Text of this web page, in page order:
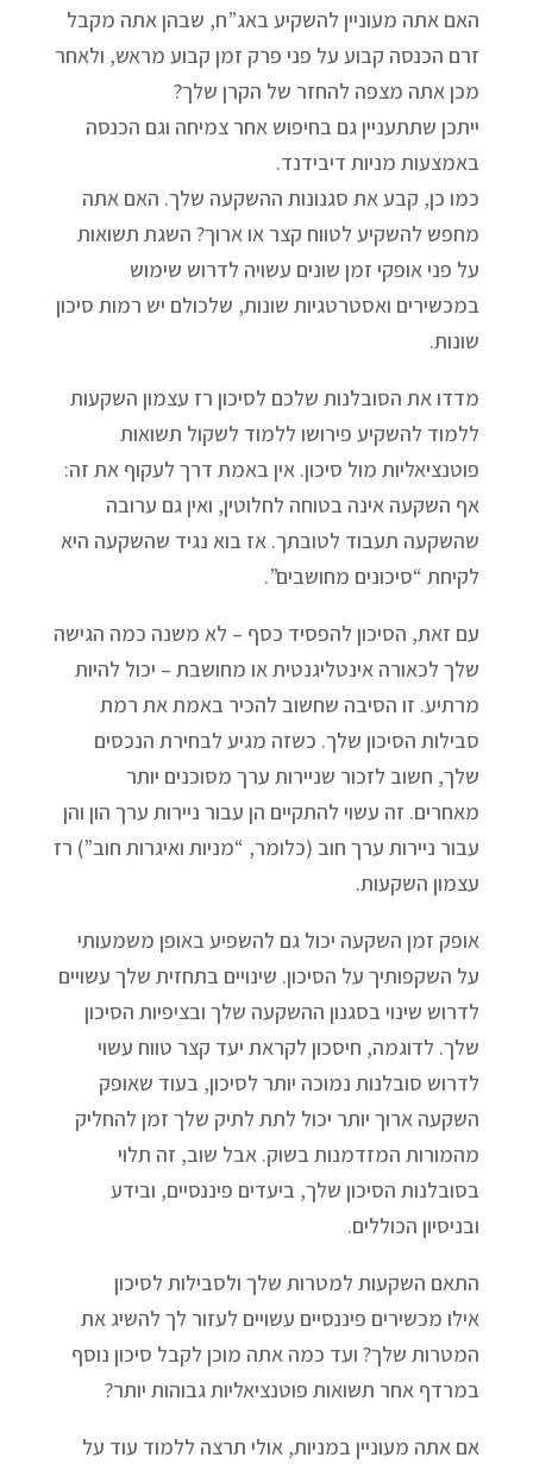
האם אתה מעוניין להשקיע באג”ח, שבהן אתה מקבל
זרם הכנסה קבוע על פני פרק זמן קבוע מראש, ולאחר
מכן אתה מצפה להחזר של הקרן שלך?
ייתכן שתתעניין גם בחיפוש אחר צמיחה וגם הכנסה
באמצעות מניות דיבידנד.
כמו כן, קבע את סגנונות ההשקעה שלך. האם אתה
מחפש להשקיע לטווח קצר או ארוך? השגת תשואות
על פני אופקי זמן שונים עשויה לדרוש שימוש
במכשירים ואסטרטגיות שונות, שלכולם יש רמות סיכון
שונות.
מדדו את הסובלנות שלכם לסיכון רז עצמון השקעות
ללמוד להשקיע פירושו ללמוד לשקול תשואות
פוטנציאליות מול סיכון. אין באמת דרך לעקוף את זה:
אף השקעה אינה בטוחה לחלוטין, ואין גם ערובה
שהשקעה תעבוד לטובתך. אז בוא נגיד שהשקעה היא
לקיחת “סיכונים מחושבים”.
עם זאת, הסיכון להפסיד כסף – לא משנה כמה הגישה
שלך לכאורה אינטליגנטית או מחושבת – יכול להיות
מרתיע. זו הסיבה שחשוב להכיר באמת את רמת
סבילות הסיכון שלך. כשזה מגיע לבחירת הנכסים
שלך, חשוב לזכור שניירות ערך מסוכנים יותר
מאחרים. זה עשוי להתקיים הן עבור ניירות ערך הון והן
עבור ניירות ערך חוב (כלומר, “מניות ואיגרות חוב”) רז
עצמון השקעות.
אופק זמן השקעה יכול גם להשפיע באופן משמעותי
על השקפותיך על הסיכון. שינויים בתחזית שלך עשויים
לדרוש שינוי בסגנון ההשקעה שלך ובציפיות הסיכון
שלך. לדוגמה, חיסכון לקראת יעד קצר טווח עשוי
לדרוש סובלנות נמוכה יותר לסיכון, בעוד שאופק
השקעה ארוך יותר יכול לתת לתיק שלך זמן להחליק
מהמורות המזדמנות בשוק. אבל שוב, זה תלוי
בסובלנות הסיכון שלך, ביעדים פיננסיים, ובידע
ובניסיון הכוללים.
התאם השקעות למטרות שלך ולסבילות לסיכון
אילו מכשירים פיננסיים עשויים לעזור לך להשיג את
המטרות שלך? ועד כמה אתה מוכן לקבל סיכון נוסף
במרדף אחר תשואות פוטנציאליות גבוהות יותר?
אם אתה מעוניין במניות, אולי תרצה ללמוד עוד על